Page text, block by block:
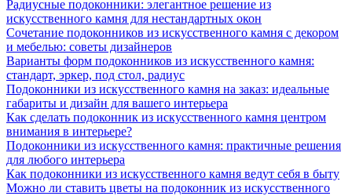
Радиусные подоконники: элегантное решение из
искусственного камня для нестандартных окон
Сочетание подоконников из искусственного камня с декором
и мебелью: советы дизайнеров
Варианты форм подоконников из искусственного камня:
стандарт, эркер, под стол, радиус
Подоконники из искусственного камня на заказ: идеальные
габариты и дизайн для вашего интерьера
Как сделать подоконник из искусственного камня центром
внимания в интерьере?
Подоконники из искусственного камня: практичные решения
для любого интерьера
Как подоконники из искусственного камня ведут себя в быту
Можно ли ставить цветы на подоконник из искусственного